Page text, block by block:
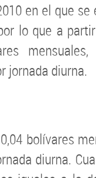
en el que
lo que a
jornada diurna.
bolívares
diurna.